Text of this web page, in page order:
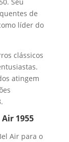
de
líder do
clássicos
atingem
1955
Air para o